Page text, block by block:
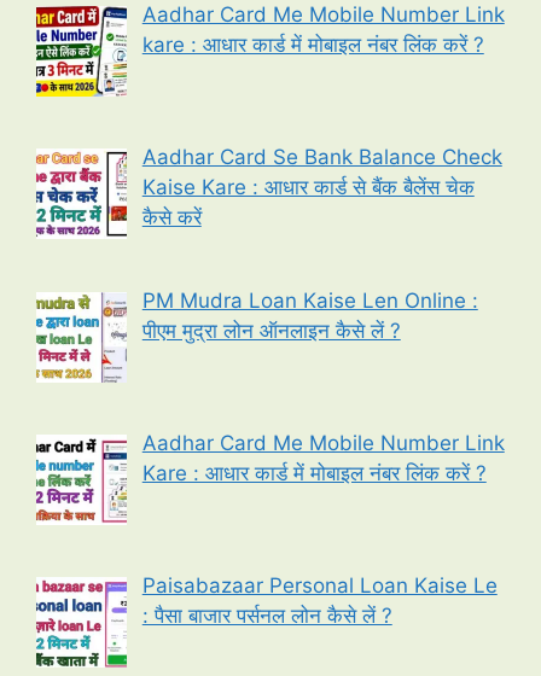
Aadhar Card Me Mobile Number Link
kare : आधार कार्ड में मोबाइल नंबर लिंक करें ?
Aadhar Card Se Bank Balance Check
Kaise Kare : आधार कार्ड से बैंक बैलेंस चेक
कैसे करें
PM Mudra Loan Kaise Len Online :
पीएम मुद्रा लोन ऑनलाइन कैसे लें ?
Aadhar Card Me Mobile Number Link
Kare : आधार कार्ड में मोबाइल नंबर लिंक करें ?
Paisabazaar Personal Loan Kaise Le
: पैसा बाजार पर्सनल लोन कैसे लें ?